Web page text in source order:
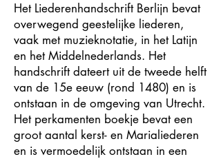
Het Liederenhandschrift Berlijn bevat
overwegend geestelijke liederen,
vaak met muzieknotatie, in het Latijn
en het Middelnederlands. Het
handschrift dateert uit de tweede helft
van de 15e eeuw (rond 1480) en is
ontstaan in de omgeving van Utrecht.
Het perkamenten boekje bevat een
groot aantal kerst- en Marialiederen
en is vermoedelijk ontstaan in een